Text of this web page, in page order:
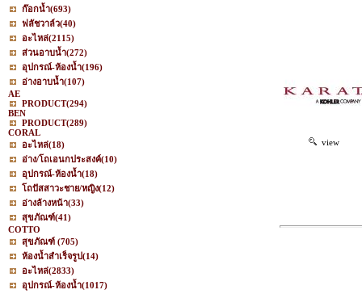
ก๊อกน้ำ(693)
ฟลัชวาล์ว(40)
อะไหล่(2115)
ส่วนอาบน้ำ(272)
อุปกรณ์-ห้องน้ำ(196)
อ่างอาบน้ำ(107)
AE
PRODUCT(294)
BEN
PRODUCT(289)
CORAL
อะไหล่(18)
อ่าง/โถเอนกประสงค์(10)
อุปกรณ์-ห้องน้ำ(18)
โถปัสสาวะชาย/หญิง(12)
อ่างล้างหน้า(33)
สุขภัณฑ์(41)
COTTO
สุขภัณฑ์ (705)
ห้องน้ำสำเร็จรูป(14)
อะไหล่(2833)
อุปกรณ์-ห้องน้ำ(1017)
view